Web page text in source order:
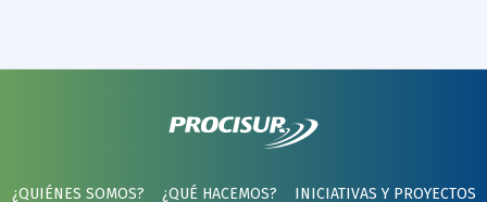
¿QUIÉNES SOMOS? ¿QUÉ HACEMOS? INICIATIVAS Y PROYECTOS